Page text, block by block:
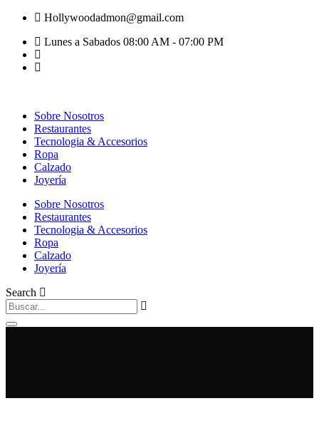
Hollywoodadmon@gmail.com
Lunes a Sabados 08:00 AM - 07:00 PM
Sobre Nosotros
Restaurantes
Tecnologia & Accesorios
Ropa
Calzado
Joyería
Sobre Nosotros
Restaurantes
Tecnologia & Accesorios
Ropa
Calzado
Joyería
Search